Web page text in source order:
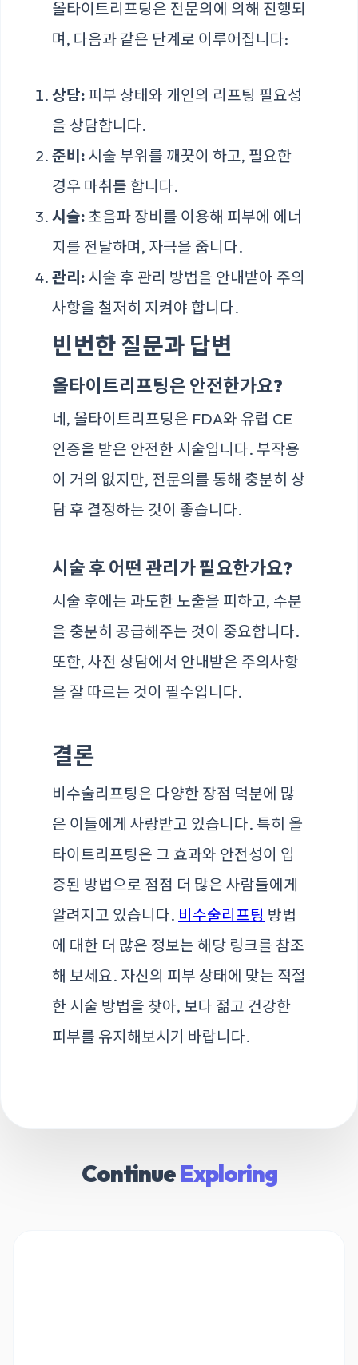
올타이트리프팅은 전문의에 의해 진행되
며, 다음과 같은 단계로 이루어집니다:
상담: 피부 상태와 개인의 리프팅 필요성
을 상담합니다.
준비: 시술 부위를 깨끗이 하고, 필요한
경우 마취를 합니다.
시술: 초음파 장비를 이용해 피부에 에너
지를 전달하며, 자극을 줍니다.
관리: 시술 후 관리 방법을 안내받아 주의
사항을 철저히 지켜야 합니다.
빈번한 질문과 답변
올타이트리프팅은 안전한가요?
네, 올타이트리프팅은 FDA와 유럽 CE
인증을 받은 안전한 시술입니다. 부작용
이 거의 없지만, 전문의를 통해 충분히 상
담 후 결정하는 것이 좋습니다.
시술 후 어떤 관리가 필요한가요?
시술 후에는 과도한 노출을 피하고, 수분
을 충분히 공급해주는 것이 중요합니다.
또한, 사전 상담에서 안내받은 주의사항
을 잘 따르는 것이 필수입니다.
결론
비수술리프팅은 다양한 장점 덕분에 많
은 이들에게 사랑받고 있습니다. 특히 올
타이트리프팅은 그 효과와 안전성이 입
증된 방법으로 점점 더 많은 사람들에게
알려지고 있습니다. 비수술리프팅 방법
에 대한 더 많은 정보는 해당 링크를 참조
해 보세요. 자신의 피부 상태에 맞는 적절
한 시술 방법을 찾아, 보다 젊고 건강한
피부를 유지해보시기 바랍니다.
ContinueExploring